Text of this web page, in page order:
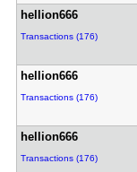
hellion666
Transactions (176)
hellion666
Transactions (176)
hellion666
Transactions (176)